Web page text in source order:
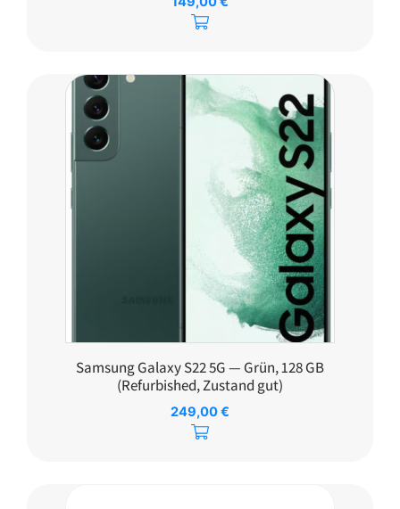
Samsung Galaxy S22 5G — Grün, 128 GB
(Refurbished, Zustand gut)
249,00€